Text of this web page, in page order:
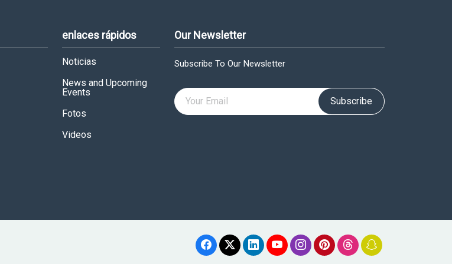
enlaces rápidos
Noticias
News and Upcoming
Events
Fotos
Videos
Our Newsletter
Subscribe To Our Newsletter
Subscribe